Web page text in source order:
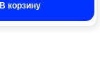
В корзину